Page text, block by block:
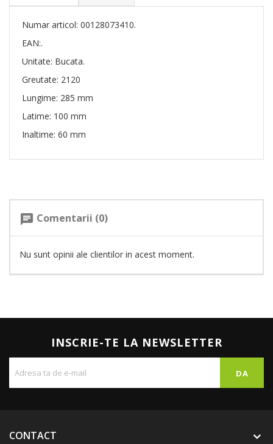
Numar articol: 00128073410.
EAN:.
Unitate: Bucata.
Greutate: 2120
Lungime: 285 mm
Latime: 100 mm
Inaltime: 60 mm
chat Comentarii (0)
Nu sunt opinii ale clientilor in acest moment.
INSCRIE-TE LA NEWSLETTER
CONTACT